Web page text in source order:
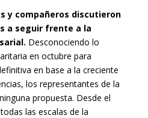
y compañeros discutieron
a seguir frente a la
Desconociendo lo
en octubre para
en base a la creciente
los representantes de la
propuesta. Desde el
las escalas de la